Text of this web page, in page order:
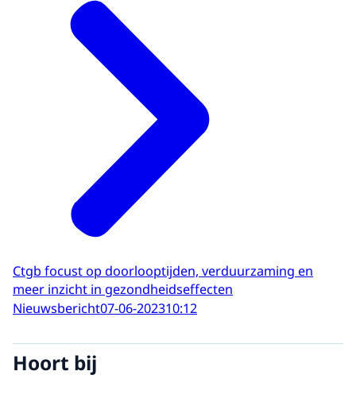
Ctgb focust op doorlooptijden, verduurzaming en
meer inzicht in gezondheidseffecten
Nieuwsbericht07-06-202310:12
Hoort bij